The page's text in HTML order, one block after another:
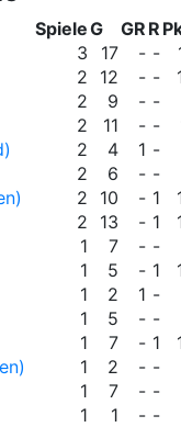
SpieleG GR R
3 17 - -
2 12 - -
2 9 - -
2 11 - -
2 4 1 -
2 6 - -
2 10 - 1
2 13 - 1
1 7 - -
1 5 - 1
1 2 1 -
1 5 - -
1 7 - 1
1 2 - -
1 7 - -
1 1 - -